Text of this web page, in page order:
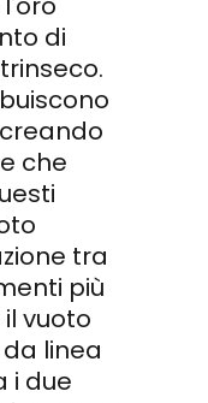
di
che
tra
più
vuoto
linea
i due